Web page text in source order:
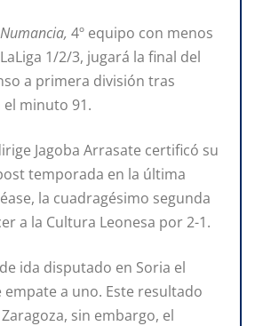
4º equipo con menos
1/2/3, jugará la final del
a primera división tras
minuto 91.
Jagoba Arrasate certificó su
temporada en la última
la cuadragésimo segunda
a la Cultura Leonesa por 2-1.
ida disputado en Soria el
a uno. Este resultado
sin embargo, el